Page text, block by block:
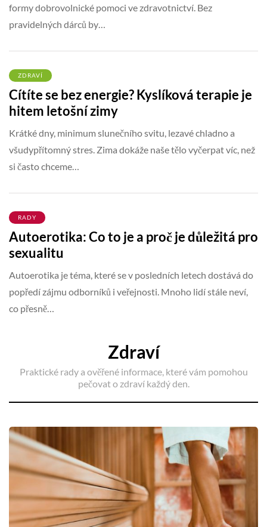
formy dobrovolnické pomoci ve zdravotnictví. Bez
pravidelných dárců by…
ZDRAVÍ
Cítíte se bez energie? Kyslíková terapie je
hitem letošní zimy
Krátké dny, minimum slunečního svitu, lezavé chladno a
všudypřítomný stres. Zima dokáže naše tělo vyčerpat víc, než
si často chceme…
RADY
Autoerotika: Co to je a proč je důležitá pro
sexualitu
Autoerotika je téma, které se v posledních letech dostává do
popředí zájmu odborníků i veřejnosti. Mnoho lidí stále neví,
co přesně…
Zdraví
Praktické rady a ověřené informace, které vám pomohou
pečovat o zdraví každý den.